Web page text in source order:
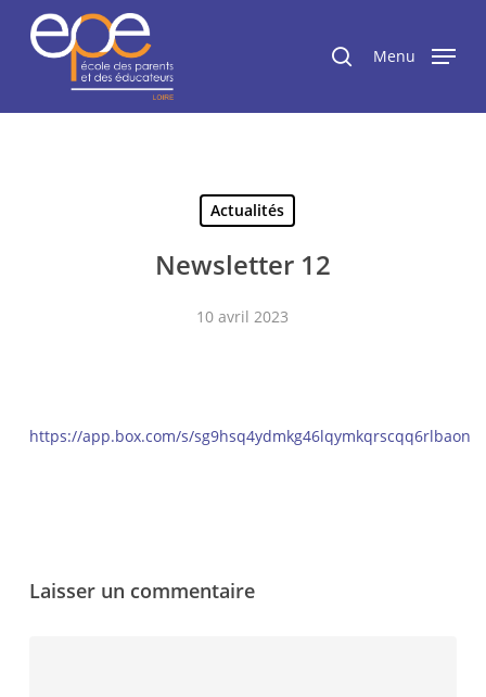
Panneau de gestion des cookies
Passer
rechercher
Menu
Actualités
Newsletter 12
10 avril 2023
https://app.box.com/s/sg9hsq4ydmkg46lqymkqrscqq6rlbaon
Laisser un commentaire